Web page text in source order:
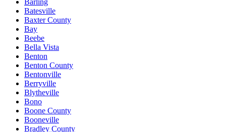
Batesville
Baxter County
Bay
Beebe
Bella Vista
Benton
Benton County
Bentonville
Berryville
Blytheville
Bono
Boone County
Booneville
Bradley County